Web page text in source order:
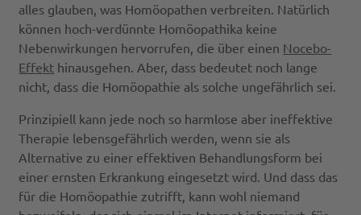
alles glauben, was Homöopathen verbreiten. Natürlich
können hoch-verdünnte Homöopathika keine
Nebenwirkungen hervorrufen, die über einen Nocebo-
Effekt hinausgehen. Aber, dass bedeutet noch lange
nicht, dass die Homöopathie als solche ungefährlich sei.
Prinzipiell kann jede noch so harmlose aber ineffektive
Therapie lebensgefährlich werden, wenn sie als
Alternative zu einer effektiven Behandlungsform bei
einer ernsten Erkrankung eingesetzt wird. Und dass das
für die Homöopathie zutrifft, kann wohl niemand